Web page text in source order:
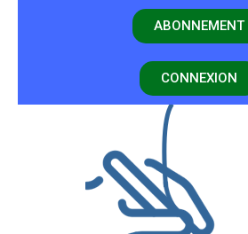
ABONNEMENT
CONNEXION